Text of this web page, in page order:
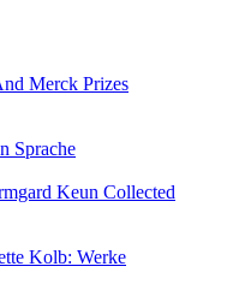
Merck Prizes
Sprache
Keun Collected
Kolb: Werke